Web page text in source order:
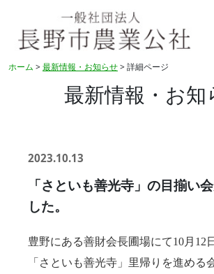
ホーム >最新情報・お知らせ> 詳細ページ
最新情報・お知
2023.10.13
「さといも善光寺」の目揃い
した。
豊野にある善財会長圃場にて10月12
「さといも善光寺」里帰りを進める